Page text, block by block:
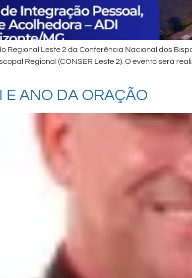
Regional Leste 2 da Conferência Nacional dos
Regional (CONSER Leste 2). O evento será
E ANO DA ORAÇÃO